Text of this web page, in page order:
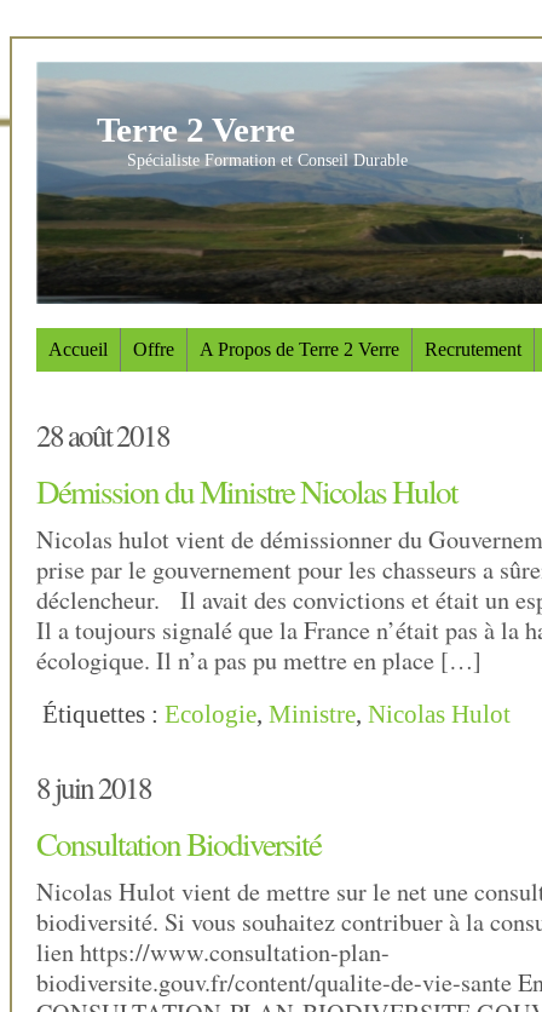
Terre 2 Verre
Spécialiste Formation et Conseil Durable
Accueil Offre A Propos de Terre 2 Verre Recrutement
28 août 2018
Démission du Ministre Nicolas Hulot
Nicolas hulot vient de démissionner du
prise par le gouvernement pour les chasseurs a
déclencheur. Il avait des convictions et était un
Il a toujours signalé que la France n’était pas à la
écologique. Il n’a pas pu mettre en place […]
Étiquettes : Ecologie, Ministre, Nicolas Hulot
8 juin 2018
Consultation Biodiversité
Nicolas Hulot vient de mettre sur le net une
biodiversité. Si vous souhaitez contribuer à la
lien https://www.consultation-plan-
biodiversite.gouv.fr/content/qualite-de-vie-sante